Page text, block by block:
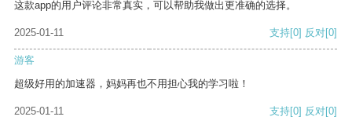
这款app的用户评论非常真实，可以帮助我做出更准确的选择。
2025-01-11 支持[0] 反对[0]
游客
超级好用的加速器，妈妈再也不用担心我的学习啦！
2025-01-11 支持[0] 反对[0]